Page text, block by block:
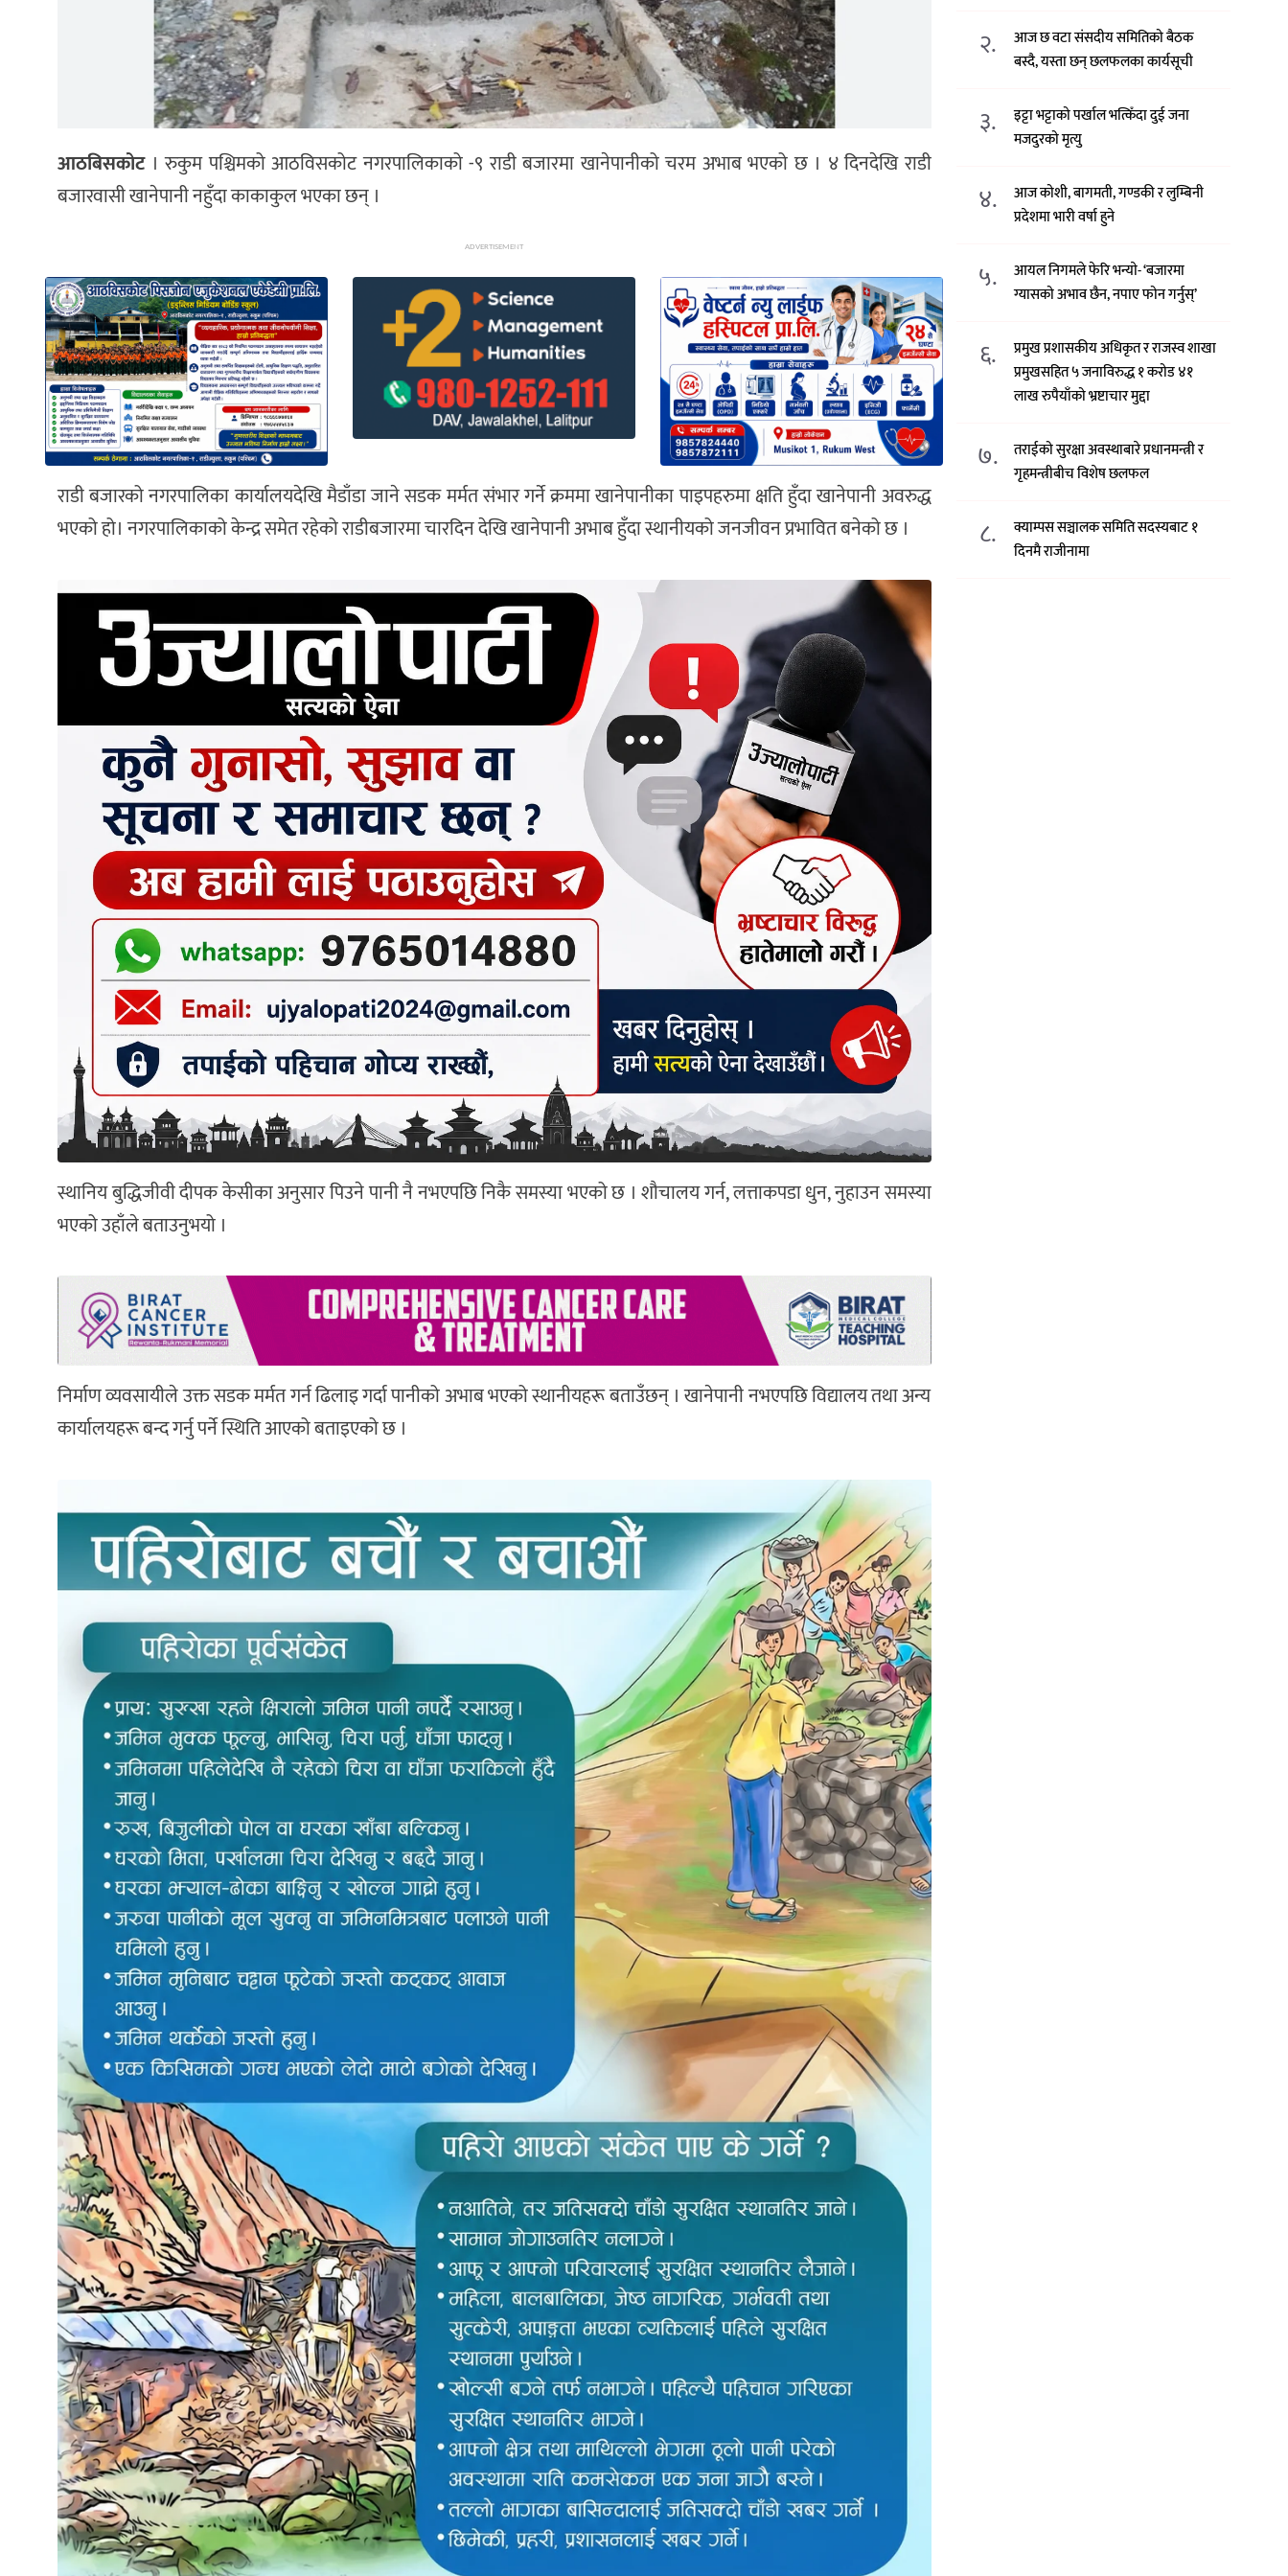
आठबिसकोट। रुकुम पश्चिमको आठविसकोट नगरपालिकाको -९ राडी बजारमा खानेपानीको चरम अभाब भएको छ । ४ दिनदेखि राडी
बजारवासी खानेपानी नहुँदा काकाकुल भएका छन् ।
ADVERTISEMENT
राडी बजारको नगरपालिका कार्यालयदेखि मैडाँडा जाने सडक मर्मत संभार गर्ने क्रममा खानेपानीका पाइपहरुमा क्षति हुँदा खानेपानी अवरुद्ध
भएको हो। नगरपालिकाको केन्द्र समेत रहेको राडीबजारमा चारदिन देखि खानेपानी अभाब हुँदा स्थानीयको जनजीवन प्रभावित बनेको छ ।
स्थानिय बुद्धिजीवी दीपक केसीका अनुसार पिउने पानी नै नभएपछि निकै समस्या भएको छ । शौचालय गर्न, लत्ताकपडा धुन, नुहाउन समस्या
भएको उहाँले बताउनुभयो ।
निर्माण व्यवसायीले उक्त सडक मर्मत गर्न ढिलाइ गर्दा पानीको अभाब भएको स्थानीयहरू बताउँछन् । खानेपानी नभएपछि विद्यालय तथा अन्य
कार्यालयहरू बन्द गर्नु पर्ने स्थिति आएको बताइएको छ ।
२.
आज छ वटा संसदीय समितिको बैठक
बस्दै, यस्ता छन् छलफलका कार्यसूची
३.
इट्टा भट्टाको पर्खाल भत्किँदा दुई जना
मजदुरको मृत्यु
४.
आज कोशी, बागमती, गण्डकी र लुम्बिनी
प्रदेशमा भारी वर्षा हुने
५.
आयल निगमले फेरि भन्याे- ‘बजारमा
ग्यासको अभाव छैन, नपाए फोन गर्नुस्’
६.
प्रमुख प्रशासकीय अधिकृत र राजस्व शाखा
प्रमुखसहित ५ जनाविरुद्ध १ करोड ४१
लाख रुपैयाँको भ्रष्टाचार मुद्दा
७.
तराईको सुरक्षा अवस्थाबारे प्रधानमन्त्री र
गृहमन्त्रीबीच विशेष छलफल
८.
क्याम्पस सञ्चालक समिति सदस्यबाट १
दिनमै राजीनामा